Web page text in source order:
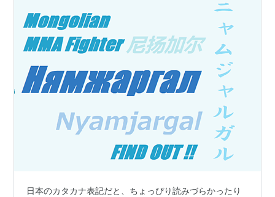
日本のカタカナ表記だと、ちょっぴり読みづらかったり